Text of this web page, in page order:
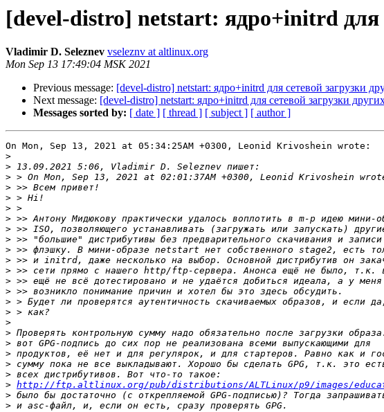
[devel-distro] netstart: ядро+initrd для
Vladimir D. Seleznev vseleznv at altlinux.org
Mon Sep 13 17:49:04 MSK 2021
Previous message: [devel-distro] netstart: ядро+initrd для сетевой загрузки
Next message: [devel-distro] netstart: ядро+initrd для сетевой загрузки
Messages sorted by: [ date ] [ thread ] [ subject ] [ author ]
On Mon, Sep 13, 2021 at 05:34:25AM +0300, Leonid Krivoshein wrote:
>
>
>
>
>
>
>
>
>
>
>
>
>
>
>
>
>
>
>
>
>
>
> http://ftp.altlinux.org/pub/distributions/ALTLinux/p9/images/
>
>